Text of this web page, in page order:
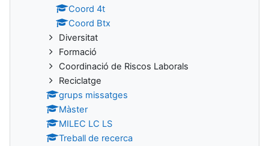
Coord 4t
Coord Btx
Diversitat
Formació
Coordinació de Riscos Laborals
Reciclatge
grups missatges
Màster
MILEC LC LS
Treball de recerca